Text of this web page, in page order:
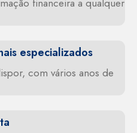
financeira a qualquer
especializados
com vários anos de